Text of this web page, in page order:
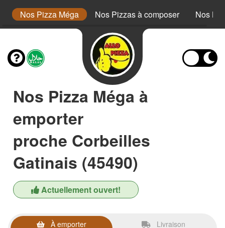
Nos Pizza Méga Nos Pizzas à composer Nos
Nos Pizza Méga à
emporter
proche Corbeilles
Gatinais (45490)
Actuellement ouvert!
À emporter Livraison